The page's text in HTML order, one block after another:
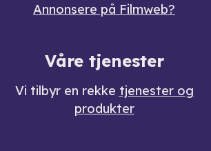
Annonsere på Filmweb?
Våre tjenester
Vi tilbyr en rekke tjenester og
produkter